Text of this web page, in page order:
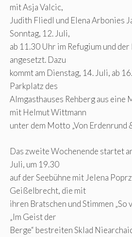
mit Asja Valcic,
Judith Fliedl und Elena Arbonies
Sonntag, 12. Juli,
ab 11.30 Uhr im Refugium und
angesetzt. Dazu
kommt am Dienstag, 14. Juli, ab
Parkplatz des
Almgasthauses Rehberg aus eine
mit Helmut Wittmann
unter dem Motto „Von Erdenrund
Das zweite Wochenende startet
Juli, um 19.30
auf der Seebühne mit Jelena
Geißelbrecht, die mit
ihren Bratschen und Stimmen „So
„Im Geist der
Berge“ bestreiten Sklad